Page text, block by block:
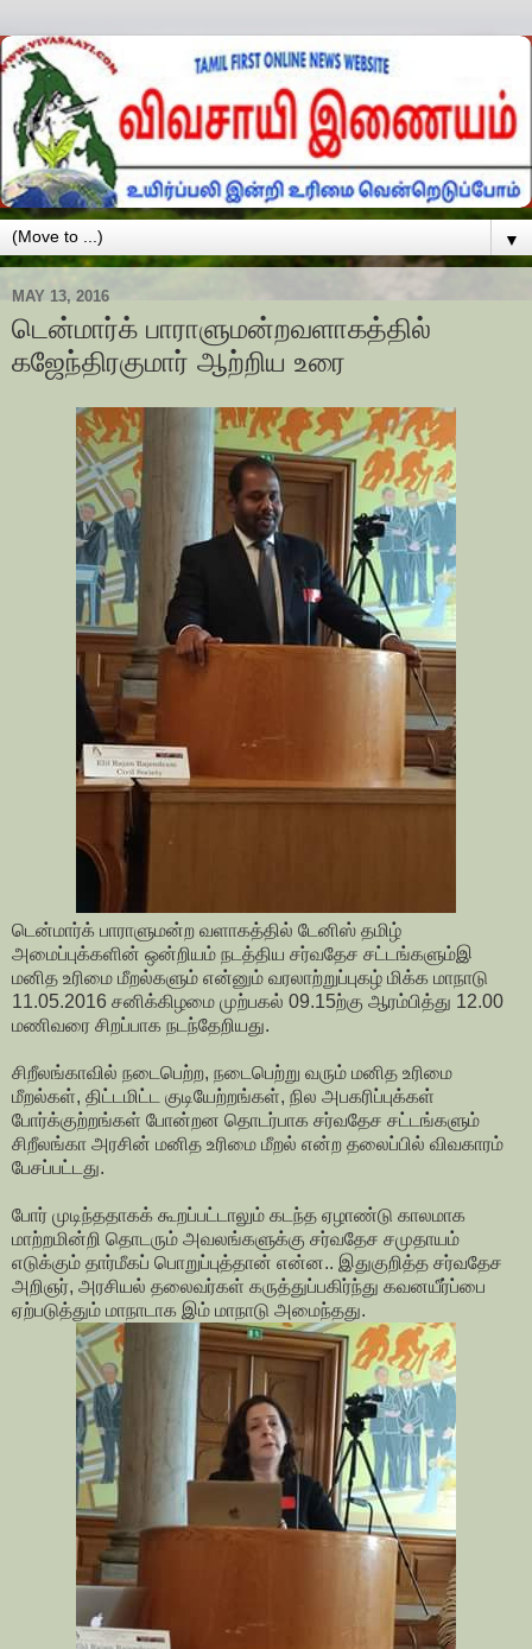
▼
MAY 13, 2016
டென்மார்க் பாராளுமன்றவளாகத்தில்
கஜேந்திரகுமார் ஆற்றிய உரை
டென்மார்க் பாராளுமன்ற வளாகத்தில் டேனிஸ் தமிழ்
அமைப்புக்களின் ஒன்றியம் நடத்திய சர்வதேச சட்டங்களும்இ
மனித உரிமை மீறல்களும் என்னும் வரலாற்றுப்புகழ் மிக்க மாநாடு
11.05.2016 சனிக்கிழமை முற்பகல் 09.15ற்கு ஆரம்பித்து 12.00
மணிவரை சிறப்பாக நடந்தேறியது.
சிறீலங்காவில் நடைபெற்ற, நடைபெற்று வரும் மனித உரிமை
மீறல்கள், திட்டமிட்ட குடியேற்றங்கள், நில அபகரிப்புக்கள்
போர்க்குற்றங்கள் போன்றன தொடர்பாக சர்வதேச சட்டங்களும்
சிறீலங்கா அரசின் மனித உரிமை மீறல் என்ற தலைப்பில் விவகாரம்
பேசப்பட்டது.
போர் முடிந்ததாகக் கூறப்பட்டாலும் கடந்த ஏழாண்டு காலமாக
மாற்றமின்றி தொடரும் அவலங்களுக்கு சர்வதேச சமுதாயம்
எடுக்கும் தார்மீகப் பொறுப்புத்தான் என்ன.. இதுகுறித்த சர்வதேச
அறிஞர், அரசியல் தலைவர்கள் கருத்துப்பகிர்ந்து கவனயீர்ப்பை
ஏற்படுத்தும் மாநாடாக இம் மாநாடு அமைந்தது.